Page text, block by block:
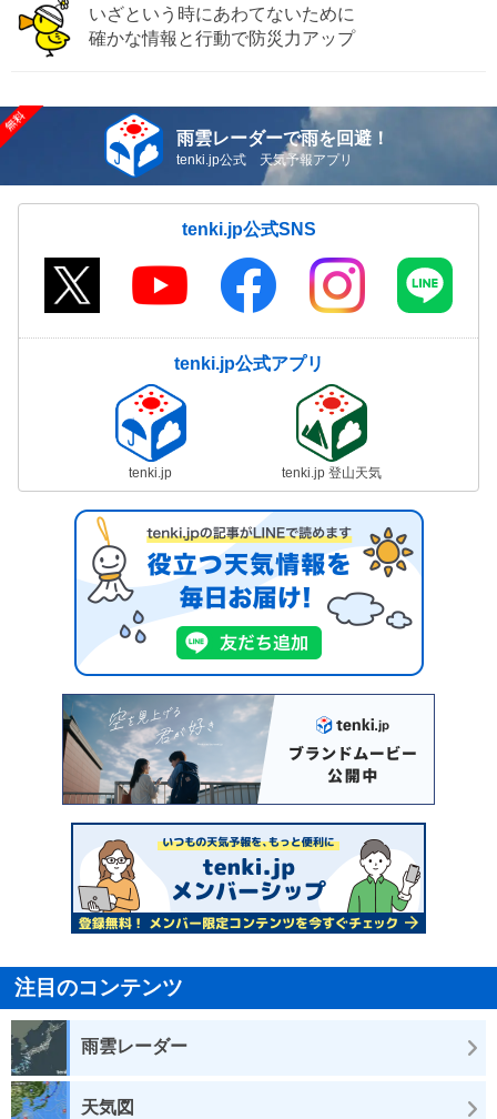
いざという時にあわてないために
確かな情報と行動で防災力アップ
雨雲レーダーで雨を回避！
tenki.jp公式 天気予報アプリ
tenki.jp公式SNS
tenki.jp公式アプリ
tenki.jp tenki.jp 登山天気
注目のコンテンツ
雨雲レーダー
天気図